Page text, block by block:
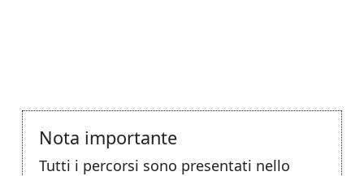
Nota importante
Tutti i percorsi sono presentati nello